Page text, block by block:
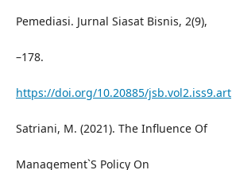
Pemediasi. Jurnal Siasat Bisnis, 2(9),
–178.
https://doi.org/10.20885/jsb.vol2.iss9.art
Satriani, M. (2021). The Influence Of
Management`S Policy On